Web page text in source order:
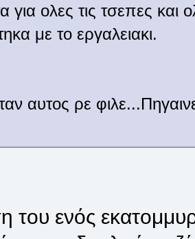
για ολες τις τσεπες
με το εργαλειακι.
αυτος ρε
του ενός